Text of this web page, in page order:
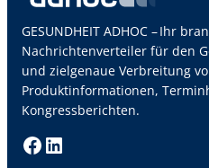
GESUNDHEIT ADHOC – Ihr
Nachrichtenverteiler für den
und zielgenaue Verbreitung
Produktinformationen,
Kongressberichten.
Facebook LinkedIn